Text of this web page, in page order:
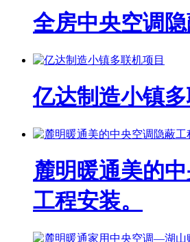
全房中央空调
亿达制造小镇多
麓明暖通美的
工程安装。